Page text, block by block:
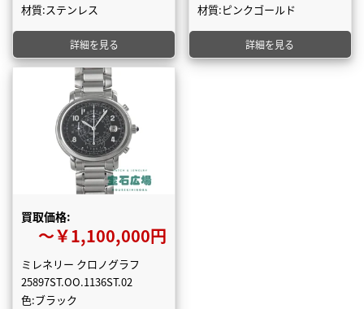
材質:ステンレス
詳細を見る
材質:ピンクゴールド
詳細を見る
買取価格:
〜￥1,100,000円
ミレネリー クロノグラフ
25897ST.OO.1136ST.02
色:ブラック